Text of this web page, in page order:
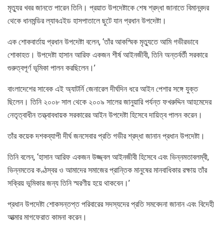
মৃত্যুর খবর জানতে পারেন তিনি। প্রয়াত উপদেষ্টাকে শেষ শ্রদ্ধা জানাতে বিমানবন্দর
থেকে ধানমন্ডির ল্যাবএইড হাসপাতালে ছুটে যান প্রধান উপদেষ্টা।
এক শোকবার্তায় প্রধান উপদেষ্টা বলেন, ‘তাঁর আকস্মিক মৃত্যুতে আমি গভীরভাবে
শোকাহত। উপদেষ্টা হাসান আরিফ একজন শীর্ষ আইনজীবী, তিনি অন্তর্বর্তী সরকারে
গুরুত্বপূর্ণ ভূমিকা পালন করছিলেন।’
বাংলাদেশের সাবেক এই অ্যাটর্নি জেনারেল দীর্ঘদিন ধরে আইন পেশার সঙ্গে যুক্ত
ছিলেন। তিনি ২০০৮ সাল থেকে ২০০৯ সালের জানুয়ারি পর্যন্ত ফখরুদ্দিন আহমেদের
নেতৃত্বাধীন তত্ত্বাবধায়ক সরকারের আইন উপদেষ্টা হিসেবে দায়িত্ব পালন করেন।
তাঁর কয়েক দশকব্যাপী দীর্ঘ জনসেবার প্রতি গভীর শ্রদ্ধা জানান প্রধান উপদেষ্টা।
তিনি বলেন, ‘হাসান আরিফ একজন উজ্জ্বল আইনজীবী হিসেবে এবং ভিন্নমতাবলম্বী,
ভিন্নমতের কণ্ঠস্বর ও আমাদের সমাজের প্রান্তিক মানুষের মানবাধিকার রক্ষায় তাঁর
সক্রিয় ভূমিকার জন্য তিনি স্মরণীয় হয়ে থাকবেন।’
প্রধান উপদেষ্টা শোকসন্তপ্ত পরিবারের সদস্যদের প্রতি সমবেদনা জানান এবং বিদেহী
আত্মার মাগফেরাত কামনা করেন।